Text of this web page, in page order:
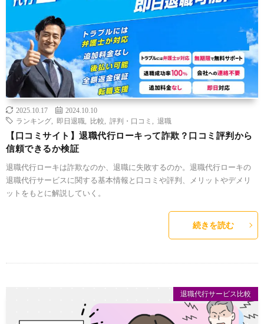
2025.10.17
2024.10.10
ランキング
即日退職 比較 評判・口コミ 退職
【口コミサイト】退職代行ローキって詐欺？口コミ評判から
信頼できるか検証
退職代行ローキは詐欺なのか、退職に失敗するのか。退職代行ローキの
退職代行サービスに関する基本情報と口コミや評判、メリットやデメリ
ットをもとに解説していく。
続きを読む
退職代行サービス比較